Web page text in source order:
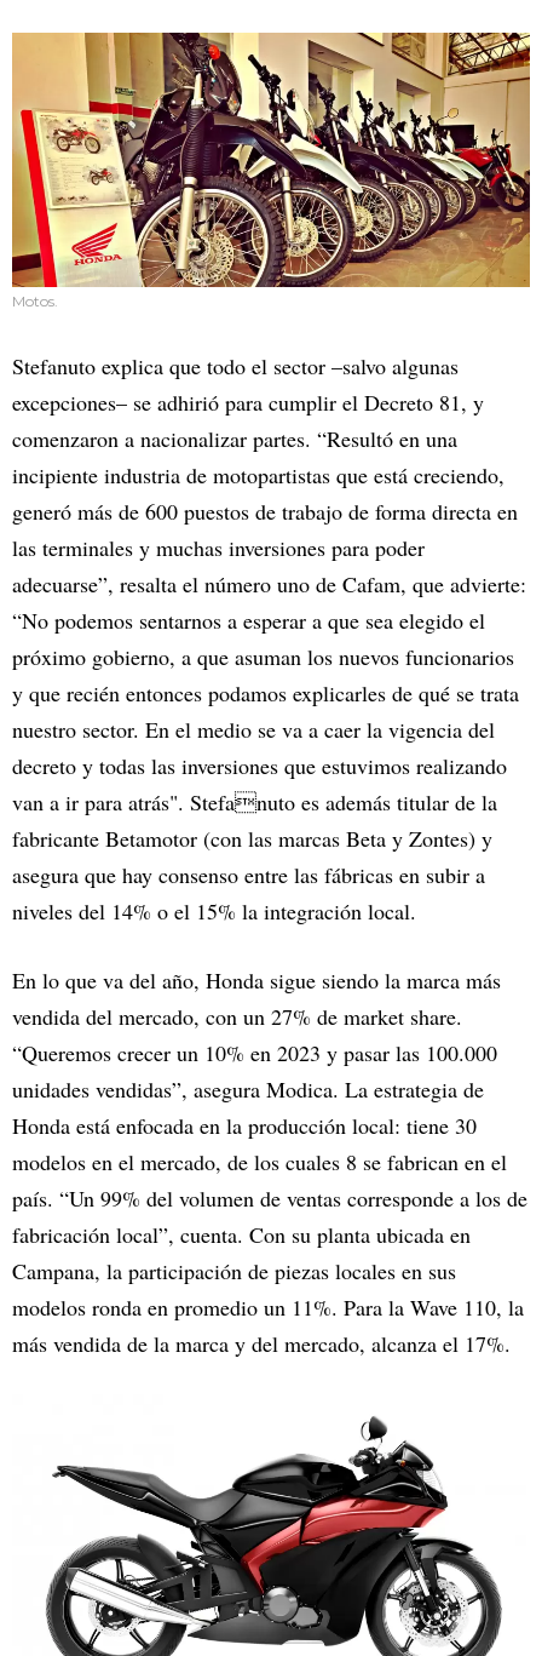
Motos.
Stefanuto explica que todo el sector –salvo algunas
excepciones– se adhirió para cumplir el Decreto 81, y
comenzaron a nacionalizar partes. “Resultó en una
incipiente industria de motopartistas que está creciendo,
generó más de 600 puestos de trabajo de forma directa en
las terminales y muchas inversiones para poder
adecuarse”, resalta el número uno de Cafam, que advierte:
“No podemos sentarnos a esperar a que sea elegido el
próximo gobierno, a que asuman los nuevos funcionarios
y que recién entonces podamos explicarles de qué se trata
nuestro sector. En el medio se va a caer la vigencia del
decreto y todas las inversiones que estuvimos realizando
van a ir para atrás". Stefanuto es además titular de la
fabricante Betamotor (con las marcas Beta y Zontes) y
asegura que hay consenso entre las fábricas en subir a
niveles del 14% o el 15% la integración local.
En lo que va del año, Honda sigue siendo la marca más
vendida del mercado, con un 27% de market share.
“Queremos crecer un 10% en 2023 y pasar las 100.000
unidades vendidas”, asegura Modica. La estrategia de
Honda está enfocada en la producción local: tiene 30
modelos en el mercado, de los cuales 8 se fabrican en el
país. “Un 99% del volumen de ventas corresponde a los de
fabricación local”, cuenta. Con su planta ubicada en
Campana, la participación de piezas locales en sus
modelos ronda en promedio un 11%. Para la Wave 110, la
más vendida de la marca y del mercado, alcanza el 17%.